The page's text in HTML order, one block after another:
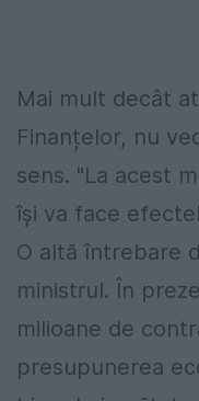
Mai mult decât
Finanțelor, nu
sens. "La acest
își va face
O altă întrebare
ministrul. În
milioane de
presupunerea